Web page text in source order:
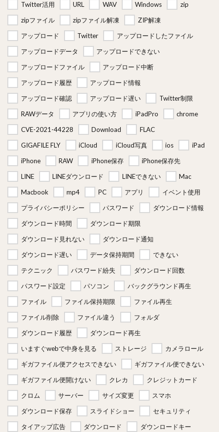
Twitter活用
URL WAV Windows
zip
zipファイル
zipファイル解凍
ZIP解凍
アップロード
Twitter
アップロードしたファイル
アップロードデータ
アップロードできない
アップロードファイル
アップロード中断
アップロード履歴
アップロード情報
アップロード確認
アップロード遅い
Twitter制限
RAWデータ
アプリの使い方 iPadPro
chrome
CVE-2021-44228
Download
FLAC
GIGAFILE FLY
iCloud iCloud写真 ios
iPad
iPhone
RAW iPhone保存
iPhone保存先
LINE
LINEダウンロード LINEできない
Mac
Macbook
mp4 PC アプリ
イベント使用
プライバシーポリシー
パスワード
ダウンロード情報
ダウンロード時間
ダウンロード期限
ダウンロード見れない
ダウンロード通知
ダウンロード遅い
データ保持期間
できない
テクニック
パスワード紛失
ダウンロード回数
パスワード設定
パソコン
バックグラウンド再生
ファイル
ファイル保持期限
ファイル再生
ファイル削除
ファイル違う
フォルダ
ダウンロード履歴
ダウンロード再生
いますぐwebで中身を見る
ストレージ
カメラロール
ギガファイル便アクセスできない
ギガファイル便できない
ギガファイル便開けない
クレカ
クレジットカード
クロム
サーバー サイズ変更
スマホ
ダウンロード保存
スライドショー
セキュリティ
タイアップ広告
ダウンロード ダウンロードキー